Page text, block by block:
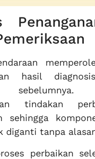
hasil
sebelumnya.
tindakan
sehingga
diganti tanpa
perbaikan